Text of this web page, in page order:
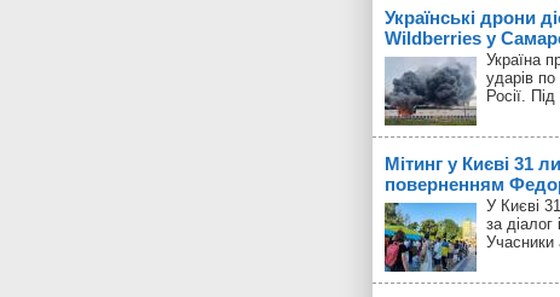
Українські дрони
Wildberries у
Україна
ударів по
Росії.
Мітинг у Києві 31
поверненням
У Києві
за
Учасники